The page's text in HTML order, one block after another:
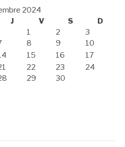
2024
J V S
D
1
2
3
8 9
10
15 16
17
22 23
24
29 30